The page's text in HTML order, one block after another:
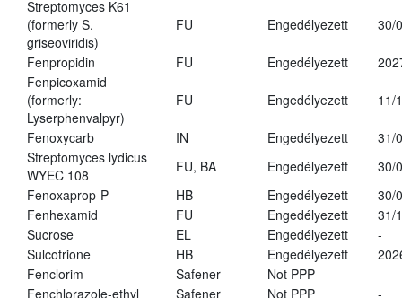
Streptomyces K61
(formerly S.
griseoviridis)
FU Engedélyezett 30/
Fenpropidin FU Engedélyezett
Fenpicoxamid
(formerly:
Lyserphenvalpyr)
FU Engedélyezett 11/
Fenoxycarb IN Engedélyezett
31/
Streptomyces lydicus
WYEC 108
FU, BA Engedélyezett
30/
Fenoxaprop-P
HB Engedélyezett
30/
Fenhexamid
FU Engedélyezett
31/
Sucrose
EL Engedélyezett
-
Sulcotrione
HB Engedélyezett
Fenclorim
Safener Not PPP
-
Fenchlorazole-ethyl
Safener Not PPP
-